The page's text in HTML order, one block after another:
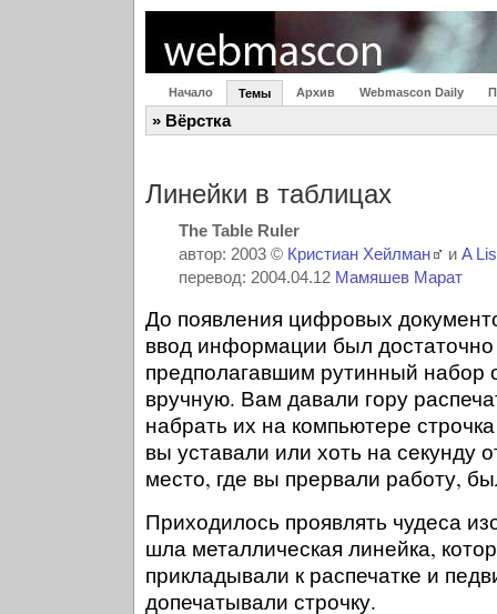
Начало Темы Архив Webmascon Daily
» Вёрстка
Линейки в таблицах
The Table Ruler
автор: 2003 © Кристиан Хейлман и A
перевод: 2004.04.12 Мамяшев Марат
До появления цифровых
ввод информации был
предполагавшим рутинный набор
вручную. Вам давали гору
набрать их на компьютере
вы уставали или хоть на секунду
место, где вы прервали работу,
Приходилось проявлять чудеса
шла металлическая линейка,
прикладывали к распечатке и
допечатывали строчку.